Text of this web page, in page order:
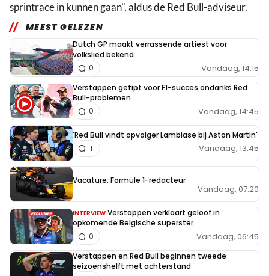
sprintrace in kunnen gaan", aldus de Red Bull-adviseur.
MEEST GELEZEN
Dutch GP maakt verrassende artiest voor
volkslied bekend
Vandaag, 14:15
0
Verstappen getipt voor F1-succes ondanks Red
Bull-problemen
Vandaag, 14:45
0
'Red Bull vindt opvolger Lambiase bij Aston Martin'
Vandaag, 13:45
1
Vacature: Formule 1-redacteur
Vandaag, 07:20
INTERVIEW Verstappen verklaart geloof in
opkomende Belgische superster
Vandaag, 06:45
0
Verstappen en Red Bull beginnen tweede
seizoenshelft met achterstand